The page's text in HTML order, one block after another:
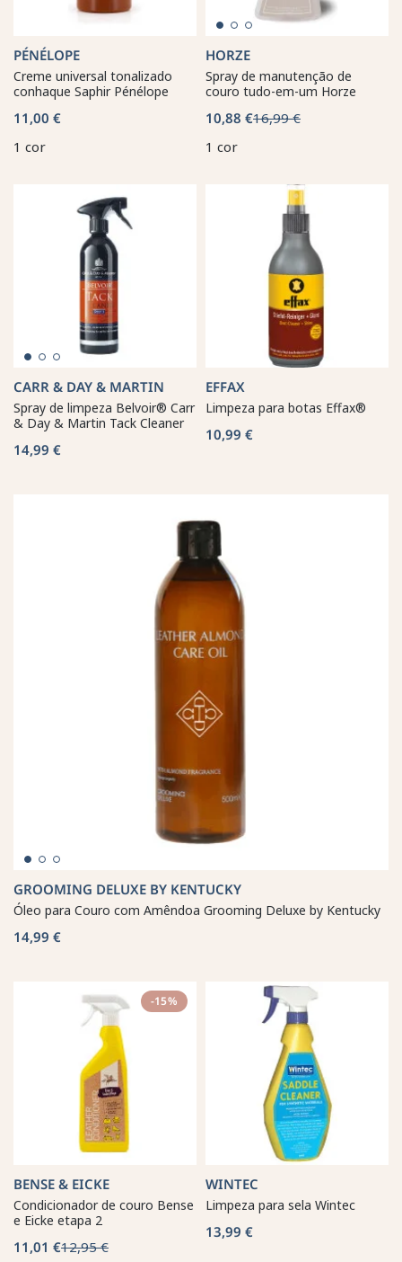
PÉNÉLOPE
Creme universal tonalizado
conhaque Saphir Pénélope
11,00 €
1 cor
HORZE
Spray de manutenção de
couro tudo-em-um Horze
10,88 €16,99 €
1 cor
CARR & DAY & MARTIN
Spray de limpeza Belvoir® Carr
& Day & Martin Tack Cleaner
14,99 €
EFFAX
Limpeza para botas Effax®
10,99 €
GROOMING DELUXE BY KENTUCKY
Óleo para Couro com Amêndoa Grooming Deluxe by Kentucky
14,99 €
-15%
BENSE & EICKE
Condicionador de couro Bense
e Eicke etapa 2
11,01 €12,95 €
WINTEC
Limpeza para sela Wintec
13,99 €